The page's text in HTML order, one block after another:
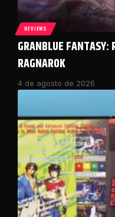
REVIEWS
GRANBLUE
RAGNAROK
4 de agosto de 2026